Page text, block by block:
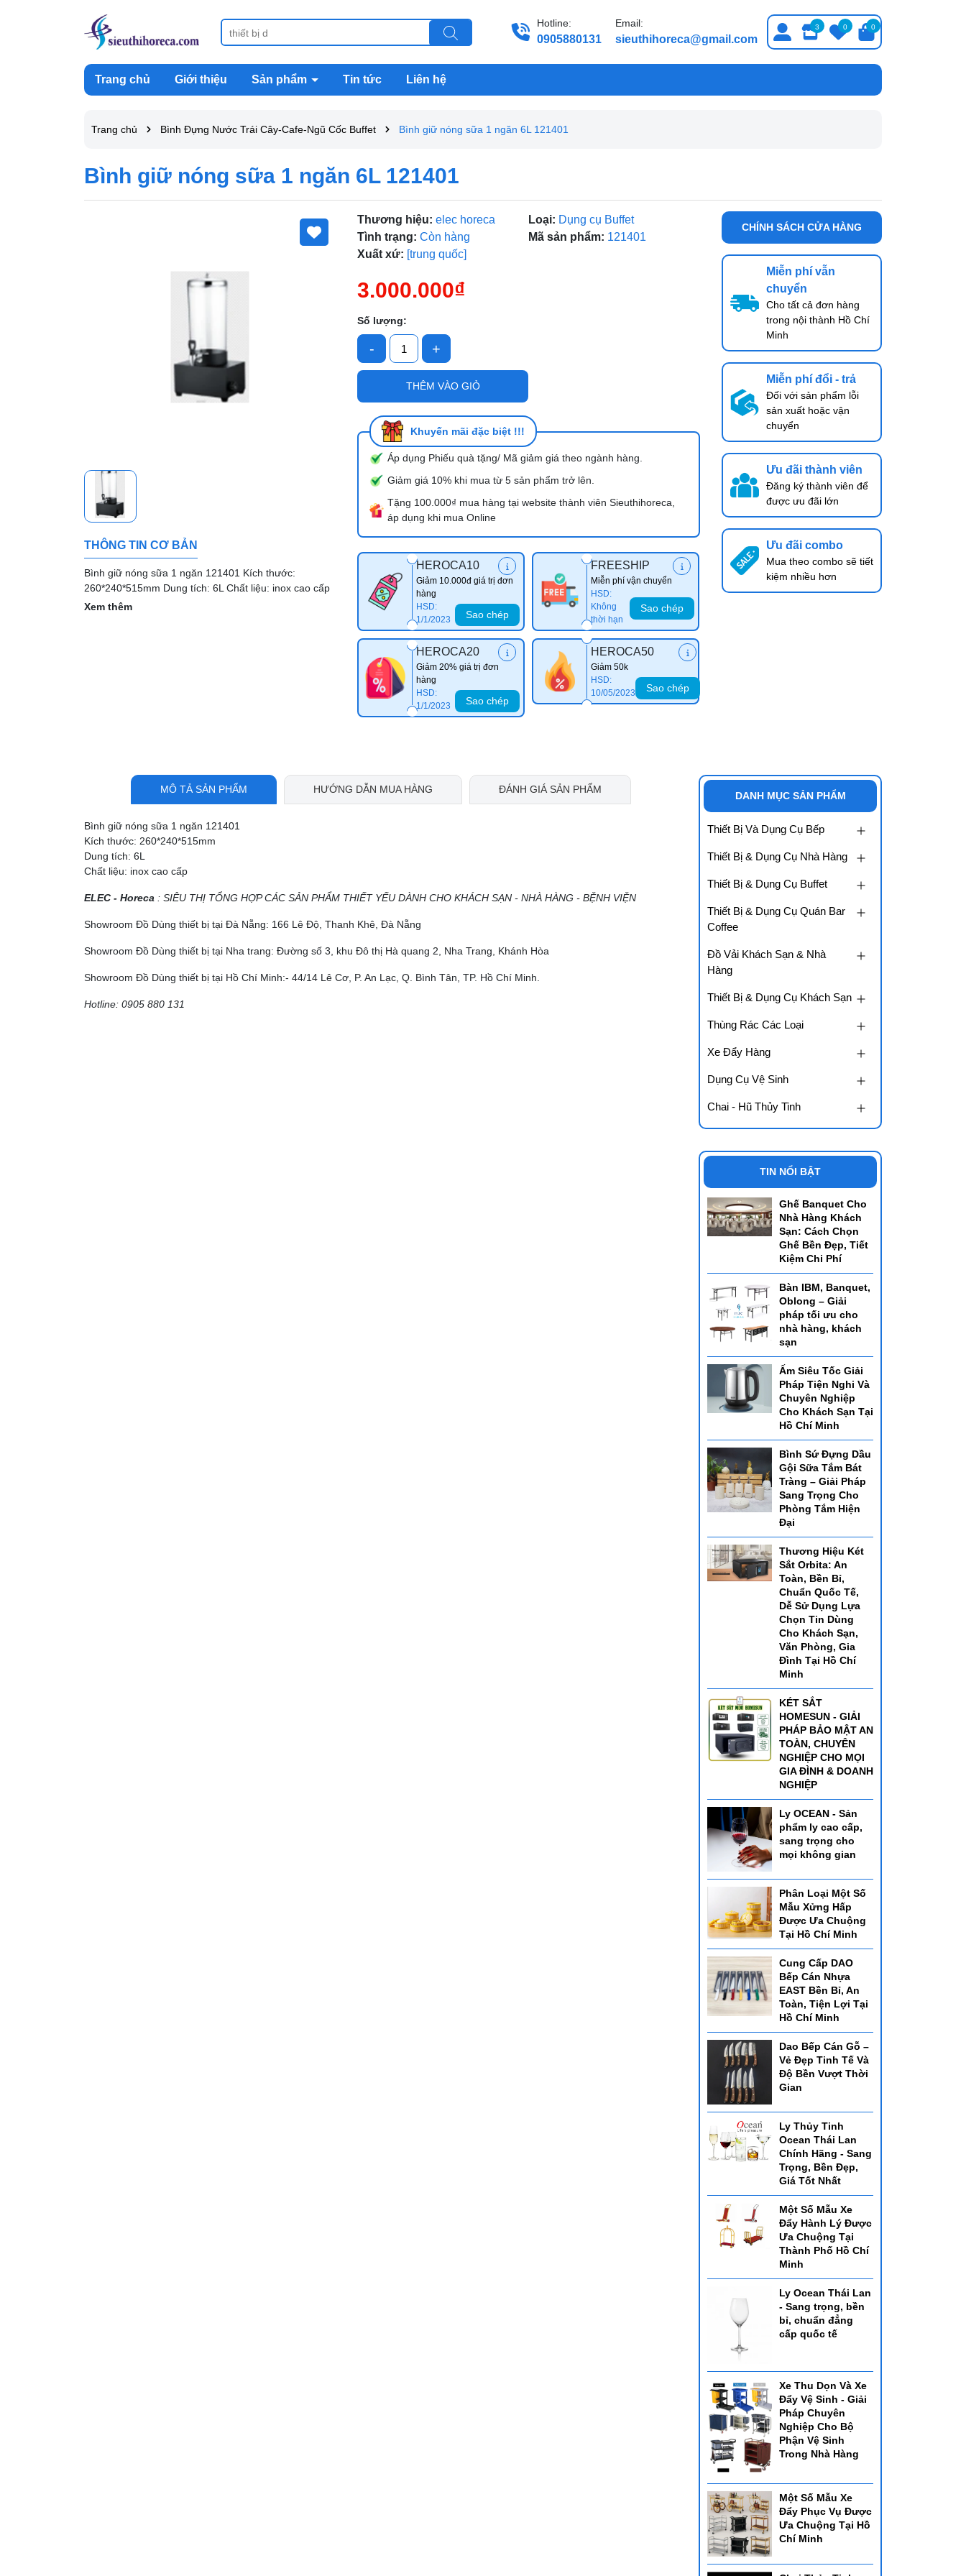
Hotline:
0905880131
Email:
sieuthihoreca@gmail.com
3 0 0
Trang chủ Giới thiệu Sản phẩm Tin tức Liên hệ
Trang chủ Bình Đựng Nước Trái Cây-Cafe-Ngũ Cốc Buffet Bình giữ nóng sữa 1 ngăn 6L 121401
Bình giữ nóng sữa 1 ngăn 6L 121401
THÔNG TIN CƠ BẢN
Bình giữ nóng sữa 1 ngăn 121401 Kích thước:
260*240*515mm Dung tích: 6L Chất liệu: inox cao cấp
Xem thêm
Thương hiệu: elec horeca Loại: Dụng cụ Buffet
Tình trạng: Còn hàng Mã sản phẩm: 121401
Xuất xứ: [trung quốc]
3.000.000₫
Số lượng:
- +
THÊM VÀO GIỎ
Khuyến mãi đặc biệt !!!
Áp dụng Phiếu quà tặng/ Mã giảm giá theo ngành hàng.
Giảm giá 10% khi mua từ 5 sản phẩm trở lên.
Tặng 100.000₫ mua hàng tại website thành viên Sieuthihoreca,
áp dụng khi mua Online
HEROCA10
Giảm 10.000đ giá trị đơn
hàng
HSD:
1/1/2023
Sao chép
FREESHIP
Miễn phí vận chuyển
HSD:
Không
thời hạn
Sao chép
HEROCA20
Giảm 20% giá trị đơn
hàng
HSD:
1/1/2023
Sao chép
HEROCA50
Giảm 50k
HSD:
10/05/2023
Sao chép
Mã giảm giá:
Điều kiện:
CHÍNH SÁCH CỬA HÀNG
Miễn phí vẫn
chuyển
Cho tất cả đơn hàng
trong nội thành Hồ Chí
Minh
Miễn phí đổi - trả
Đối với sản phẩm lỗi
sản xuất hoặc vận
chuyển
Ưu đãi thành viên
Đăng ký thành viên để
được ưu đãi lớn
Ưu đãi combo
Mua theo combo sẽ tiết
kiệm nhiều hơn
MÔ TẢ SẢN PHẨM HƯỚNG DẪN MUA HÀNG ĐÁNH GIÁ SẢN PHẨM
Bình giữ nóng sữa 1 ngăn 121401
Kích thước: 260*240*515mm
Dung tích: 6L
Chất liệu: inox cao cấp
ELEC - Horeca : SIÊU THỊ TỔNG HỢP CÁC SẢN PHẨM THIẾT YẾU DÀNH CHO KHÁCH SẠN - NHÀ HÀNG - BỆNH VIỆN
Showroom Đồ Dùng thiết bị tại Đà Nẵng: 166 Lê Độ, Thanh Khê, Đà Nẵng
Showroom Đồ Dùng thiết bị tại Nha trang: Đường số 3, khu Đô thị Hà quang 2, Nha Trang, Khánh Hòa
Showroom Đồ Dùng thiết bị tại Hồ Chí Minh:- 44/14 Lê Cơ, P. An Lạc, Q. Bình Tân, TP. Hồ Chí Minh.
Hotline: 0905 880 131
DANH MỤC SẢN PHẨM
Thiết Bị Và Dụng Cụ Bếp
Thiết Bị & Dụng Cụ Nhà Hàng
Thiết Bị & Dụng Cụ Buffet
Thiết Bị & Dụng Cụ Quán Bar
Coffee
Đồ Vải Khách Sạn & Nhà
Hàng
Thiết Bị & Dụng Cụ Khách Sạn
Thùng Rác Các Loại
Xe Đẩy Hàng
Dụng Cụ Vệ Sinh
Chai - Hũ Thủy Tinh
TIN NỔI BẬT
Ghế Banquet Cho
Nhà Hàng Khách
Sạn: Cách Chọn
Ghế Bền Đẹp, Tiết
Kiệm Chi Phí
Bàn IBM, Banquet,
Oblong – Giải
pháp tối ưu cho
nhà hàng, khách
sạn
Ấm Siêu Tốc Giải
Pháp Tiện Nghi Và
Chuyên Nghiệp
Cho Khách Sạn Tại
Hồ Chí Minh
Bình Sứ Đựng Dầu
Gội Sữa Tắm Bát
Tràng – Giải Pháp
Sang Trọng Cho
Phòng Tắm Hiện
Đại
Thương Hiệu Két
Sắt Orbita: An
Toàn, Bền Bỉ,
Chuẩn Quốc Tế,
Dễ Sử Dụng Lựa
Chọn Tin Dùng
Cho Khách Sạn,
Văn Phòng, Gia
Đình Tại Hồ Chí
Minh
KÉT SẮT
HOMESUN - GIẢI
PHÁP BẢO MẬT AN
TOÀN, CHUYÊN
NGHIỆP CHO MỌI
GIA ĐÌNH & DOANH
NGHIỆP
Ly OCEAN - Sản
phẩm ly cao cấp,
sang trọng cho
mọi không gian
Phân Loại Một Số
Mẫu Xửng Hấp
Được Ưa Chuộng
Tại Hồ Chí Minh
Cung Cấp DAO
Bếp Cán Nhựa
EAST Bền Bỉ, An
Toàn, Tiện Lợi Tại
Hồ Chí Minh
Dao Bếp Cán Gỗ –
Vẻ Đẹp Tinh Tế Và
Độ Bền Vượt Thời
Gian
Ly Thủy Tinh
Ocean Thái Lan
Chính Hãng - Sang
Trọng, Bền Đẹp,
Giá Tốt Nhất
Một Số Mẫu Xe
Đẩy Hành Lý Được
Ưa Chuộng Tại
Thành Phố Hồ Chí
Minh
Ly Ocean Thái Lan
- Sang trọng, bền
bỉ, chuẩn đẳng
cấp quốc tế
Xe Thu Dọn Và Xe
Đẩy Vệ Sinh - Giải
Pháp Chuyên
Nghiệp Cho Bộ
Phận Vệ Sinh
Trong Nhà Hàng
Một Số Mẫu Xe
Đẩy Phục Vụ Được
Ưa Chuộng Tại Hồ
Chí Minh